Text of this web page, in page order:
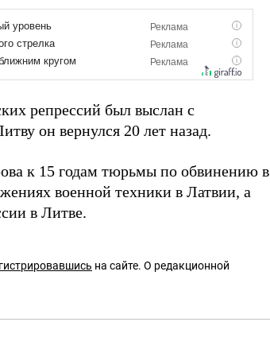
репрессий был выслан с
он вернулся 20 лет назад.
к 15 годам тюрьмы по обвинению в
военной техники в Латвии, а
в Литве.
на сайте. О редакционной